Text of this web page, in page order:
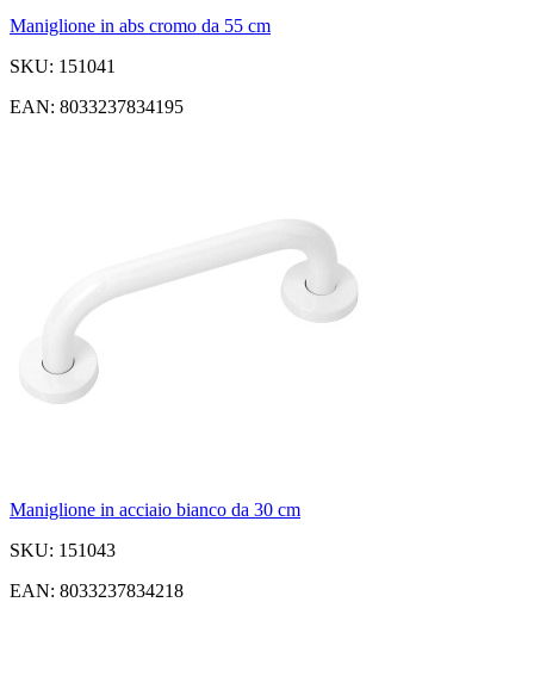
Maniglione in abs cromo da 55 cm
SKU: 151041
EAN: 8033237834195
Maniglione in acciaio bianco da 30 cm
SKU: 151043
EAN: 8033237834218